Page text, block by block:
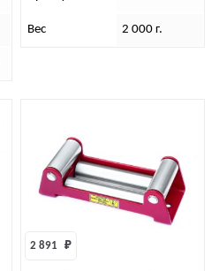
Вес 2 000 г.
2 891 ₽